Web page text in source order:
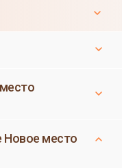
Новое место